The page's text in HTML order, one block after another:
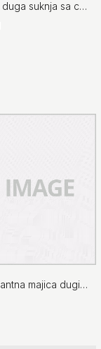
Burgundy duga suknja sa cirkonima
Crna elegantna majica dugih rukava